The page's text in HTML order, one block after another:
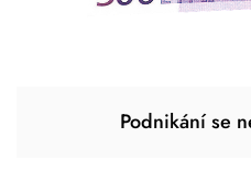
Podnikání se